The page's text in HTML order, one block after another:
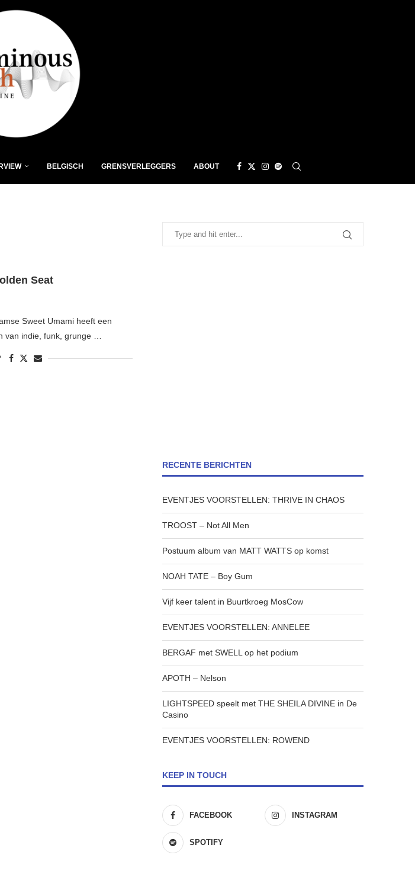
BELGISCH GRENSVERLEGGERS ABOUT
Seat
Sweet Umami heeft een
van indie, funk, grunge …
RECENTE BERICHTEN
EVENTJES VOORSTELLEN: THRIVE IN CHAOS
TROOST – Not All Men
Postuum album van MATT WATTS op komst
NOAH TATE – Boy Gum
Vijf keer talent in Buurtkroeg MosCow
EVENTJES VOORSTELLEN: ANNELEE
BERGAF met SWELL op het podium
APOTH – Nelson
LIGHTSPEED speelt met THE SHEILA DIVINE in De
Casino
EVENTJES VOORSTELLEN: ROWEND
KEEP IN TOUCH
FACEBOOK INSTAGRAM
SPOTIFY